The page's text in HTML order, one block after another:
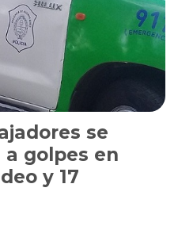
se
golpes en
y 17